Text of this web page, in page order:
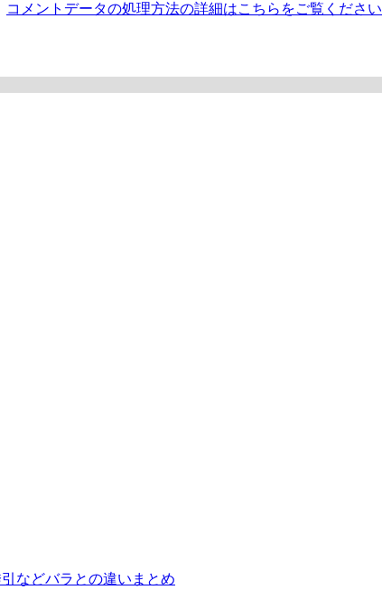
コメントデータの処理方法の詳細はこちらをご覧ください